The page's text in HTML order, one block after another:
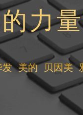
力
发 美的 贝因美